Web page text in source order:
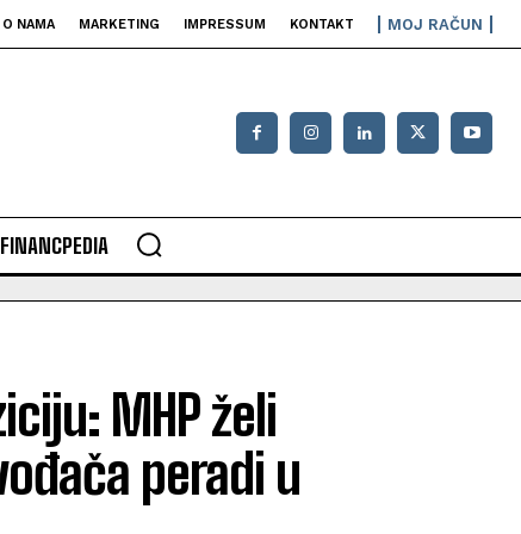
O NAMA MARKETING IMPRESSUM KONTAKT MOJ RAČUN
FINANCPEDIA
MHP želi
peradi u